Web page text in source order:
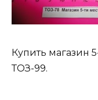
Купить магазин
ТОЗ-99.